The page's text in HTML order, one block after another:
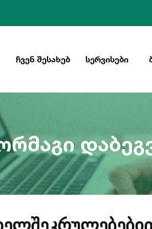
ᲩᲕᲔᲜ ᲨᲔᲡᲐᲮᲔᲑ ᲡᲔᲠᲕᲘᲡᲔᲑᲘ